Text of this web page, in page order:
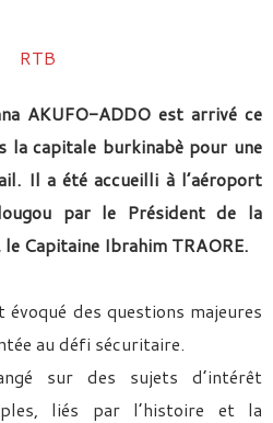
AKUFO-ADDO est arrivé ce
la capitale burkinabè pour une
Il a été accueilli à l’aéroport
par le Président de la
Capitaine Ibrahim TRAORE.
évoqué des questions majeures
au défi sécuritaire.
sur des sujets d’intérêt
liés par l’histoire et la